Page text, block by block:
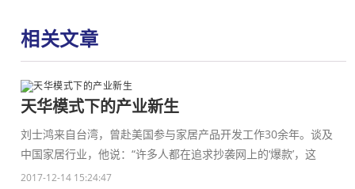
相关文章
天华模式下的产业新生
刘士鸿来自台湾，曾赴美国参与家居产品开发工作30余年。谈及
中国家居行业，他说：“许多人都在追求抄袭网上的‘爆款’，这
2017-12-14 15:24:47